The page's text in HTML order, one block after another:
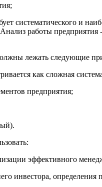
систематического и
работы
лежать следующие
как сложная
предприятия;
эффективного
инвестора,